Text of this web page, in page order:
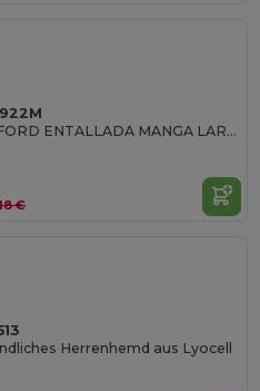
CAMISA OXFORD ENTALLADA MANGA LARGA
€
Herrenhemd aus Lyocell